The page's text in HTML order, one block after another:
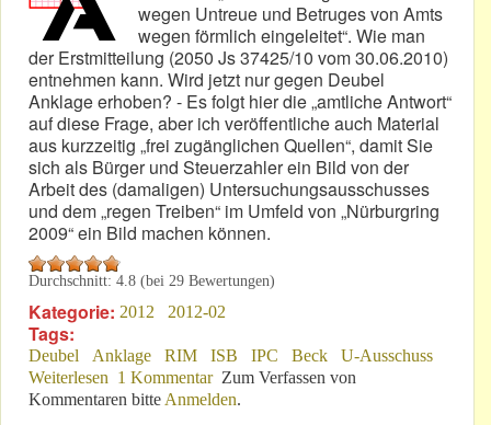
wegen Untreue und Betruges von Amts
wegen förmlich eingeleitet“. Wie man
der Erstmitteilung (2050 Js 37425/10 vom 30.06.2010)
entnehmen kann. Wird jetzt nur gegen Deubel
Anklage erhoben? - Es folgt hier die „amtliche Antwort“
auf diese Frage, aber ich veröffentliche auch Material
aus kurzzeitig „frei zugänglichen Quellen“, damit Sie
sich als Bürger und Steuerzahler ein Bild von der
Arbeit des (damaligen) Untersuchungsausschusses
und dem „regen Treiben“ im Umfeld von „Nürburgring
2009“ ein Bild machen können.
Durchschnitt: 4.8 (bei 29 Bewertungen)
Kategorie: 2012 2012-02
Tags:
Deubel Anklage RIM ISB IPC Beck
U-Ausschuss
Weiterlesen über Deubel: Zentrale Figur am „Ring“?
1 Kommentar Zum Verfassen von
Kommentaren bitte Anmelden.